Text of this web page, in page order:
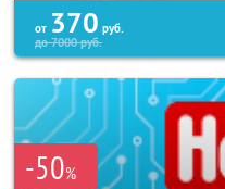
от 370 руб.
до7000руб.
-50%